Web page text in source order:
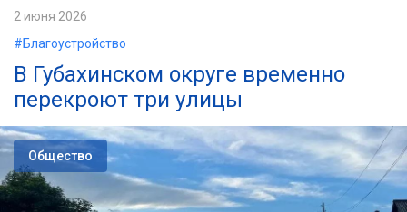
2 июня 2026
#Благоустройство
В Губахинском округе временно
перекроют три улицы
Общество